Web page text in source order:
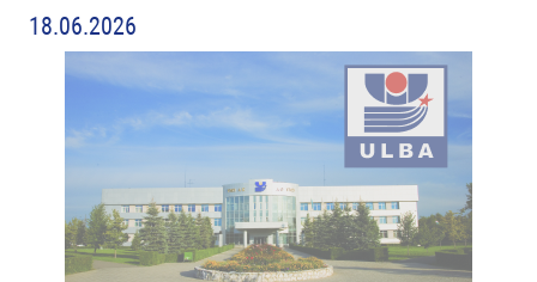
18.06.2026